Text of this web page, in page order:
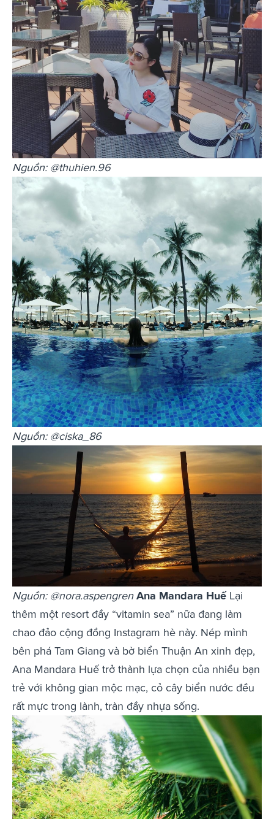
Nguồn: @thuhien.96
Nguồn: @ciska_86
Nguồn: @nora.aspengren Ana Mandara HuếLại
thêm một resort đầy “vitamin sea” nữa đang làm
chao đảo cộng đồng Instagram hè này. Nép mình
bên phá Tam Giang và bờ biển Thuận An xinh đẹp,
Ana Mandara Huế trở thành lựa chọn của nhiều bạn
trẻ với không gian mộc mạc, cỏ cây biển nước đều
rất mực trong lành, tràn đầy nhựa sống.